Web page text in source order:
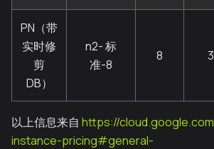
PN（带
实时修
剪
DB）
n2- 标
准-8
8
以上信息来自 https://
instance-pricing#general-